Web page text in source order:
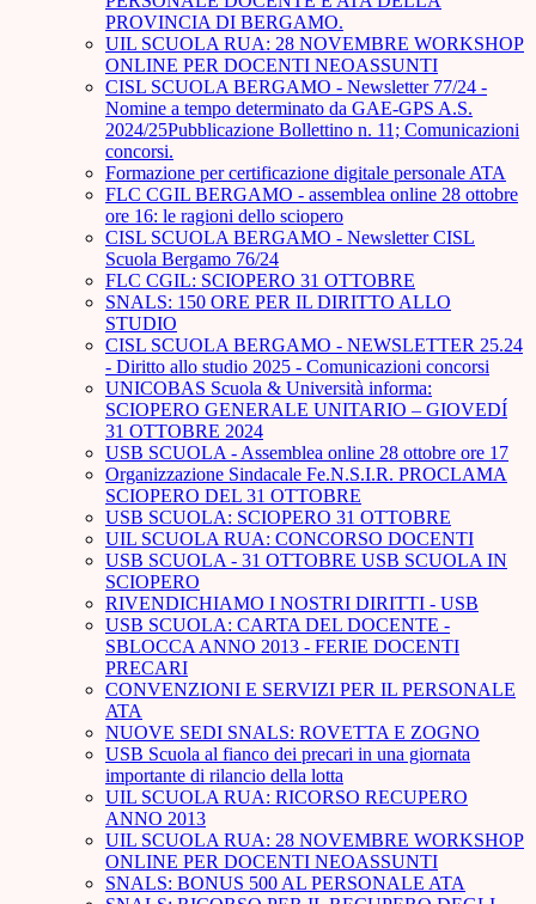
PROVINCIA DI BERGAMO.
UIL SCUOLA RUA: 28 NOVEMBRE WORKSHOP
ONLINE PER DOCENTI NEOASSUNTI
CISL SCUOLA BERGAMO - Newsletter 77/24 -
Nomine a tempo determinato da GAE-GPS A.S.
2024/25Pubblicazione Bollettino n. 11; Comunicazioni
concorsi.
Formazione per certificazione digitale personale ATA
FLC CGIL BERGAMO - assemblea online 28 ottobre
ore 16: le ragioni dello sciopero
CISL SCUOLA BERGAMO - Newsletter CISL
Scuola Bergamo 76/24
FLC CGIL: SCIOPERO 31 OTTOBRE
SNALS: 150 ORE PER IL DIRITTO ALLO
STUDIO
CISL SCUOLA BERGAMO - NEWSLETTER 25.24
- Diritto allo studio 2025 - Comunicazioni concorsi
UNICOBAS Scuola & Università informa:
SCIOPERO GENERALE UNITARIO – GIOVEDÍ
31 OTTOBRE 2024
USB SCUOLA - Assemblea online 28 ottobre ore 17
Organizzazione Sindacale Fe.N.S.I.R. PROCLAMA
SCIOPERO DEL 31 OTTOBRE
USB SCUOLA: SCIOPERO 31 OTTOBRE
UIL SCUOLA RUA: CONCORSO DOCENTI
USB SCUOLA - 31 OTTOBRE USB SCUOLA IN
SCIOPERO
RIVENDICHIAMO I NOSTRI DIRITTI - USB
USB SCUOLA: CARTA DEL DOCENTE -
SBLOCCA ANNO 2013 - FERIE DOCENTI
PRECARI
CONVENZIONI E SERVIZI PER IL PERSONALE
ATA
NUOVE SEDI SNALS: ROVETTA E ZOGNO
USB Scuola al fianco dei precari in una giornata
importante di rilancio della lotta
UIL SCUOLA RUA: RICORSO RECUPERO
ANNO 2013
UIL SCUOLA RUA: 28 NOVEMBRE WORKSHOP
ONLINE PER DOCENTI NEOASSUNTI
SNALS: BONUS 500 AL PERSONALE ATA